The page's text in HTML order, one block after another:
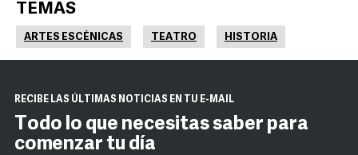
TEMAS
ARTES ESCÉNICAS TEATRO HISTORIA
RECIBE LAS ÚLTIMAS NOTICIAS EN TU E-MAIL
Todo lo que necesitas saber para
comenzar tu día